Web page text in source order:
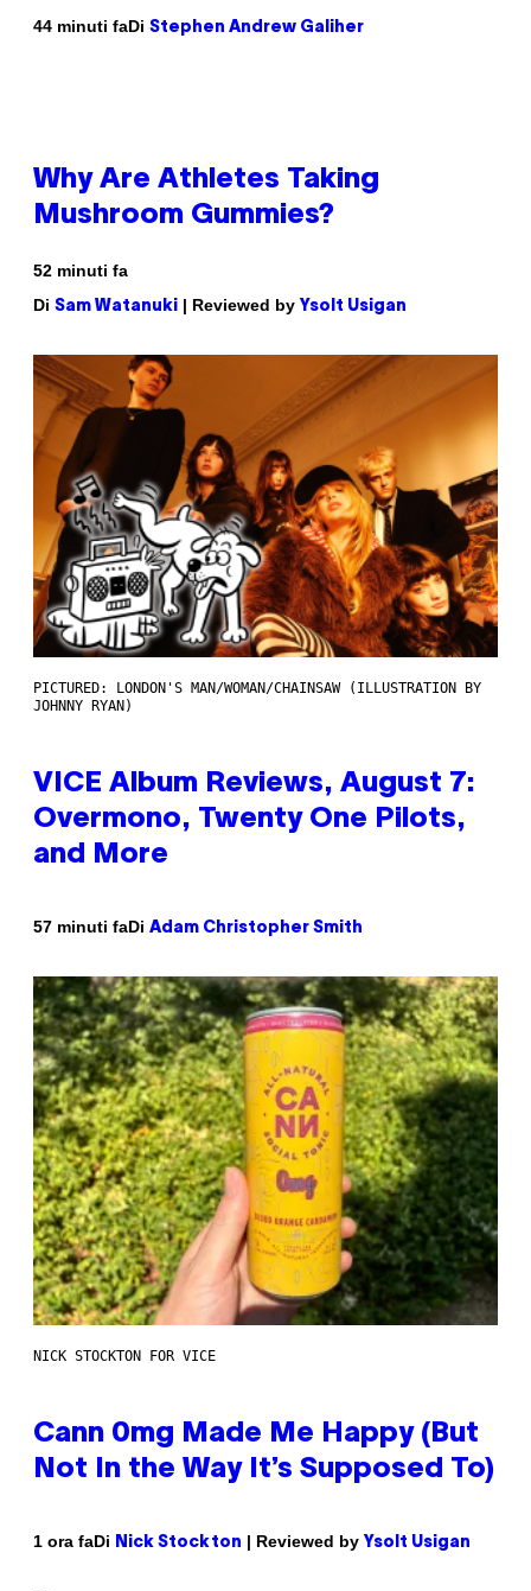
44 minuti faDi Stephen Andrew Galiher
Why Are Athletes Taking
Mushroom Gummies?
52 minuti fa
Di Sam Watanuki | Reviewed by Ysolt Usigan
PICTURED: LONDON'S MAN/WOMAN/CHAINSAW (ILLUSTRATION BY
JOHNNY RYAN)
VICE Album Reviews, August 7:
Overmono, Twenty One Pilots,
and More
57 minuti faDi Adam Christopher Smith
NICK STOCKTON FOR VICE
Cann 0mg Made Me Happy (But
Not In the Way It’s Supposed To)
1 ora faDi Nick Stockton | Reviewed by Ysolt Usigan